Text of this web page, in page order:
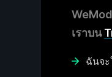
เราบน
ฉันจะ